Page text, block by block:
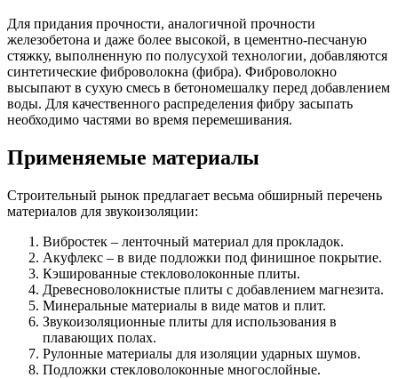
Для придания прочности, аналогичной прочности
железобетона и даже более высокой, в цементно-песчаную
стяжку, выполненную по полусухой технологии, добавляются
синтетические фиброволокна (фибра). Фиброволокно
высыпают в сухую смесь в бетономешалку перед добавлением
воды. Для качественного распределения фибру засыпать
необходимо частями во время перемешивания.
Применяемые материалы
Строительный рынок предлагает весьма обширный перечень
материалов для звукоизоляции:
Вибростек – ленточный материал для прокладок.
Акуфлекс – в виде подложки под финишное покрытие.
Кэшированные стекловолоконные плиты.
Древесноволокнистые плиты с добавлением магнезита.
Минеральные материалы в виде матов и плит.
Звукоизоляционные плиты для использования в
плавающих полах.
Рулонные материалы для изоляции ударных шумов.
Подложки стекловолоконные многослойные.